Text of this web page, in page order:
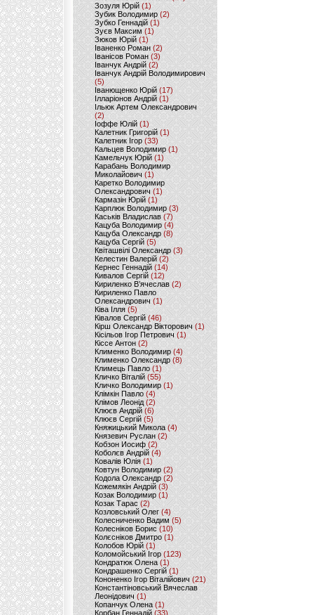
Зозуля Юрій (1)
Зубик Володимир (2)
Зубко Геннадій (1)
Зуєв Максим(1)
Зюков Юрій (1)
Іваненко Роман (2)
Іванісов Роман (3)
Іванчук Андрій(2)
Іванчук Андрій Володимирович
(5)
Іванющенко Юрій (17)
Ілларіонов Андрій (1)
Ільюк Артем Олександрович
(2)
Іоффе Юлій (1)
Калетник Григорій(1)
Калетник Ігор (33)
Кальцев Володимир(1)
Камельчук Юрій (1)
Карабань Володимир
Миколайович (1)
Каретко Володимир
Олександрович (1)
Кармазін Юрій(1)
Карплюк Володимир(3)
Каськів Владислав (7)
Кацуба Володимир (4)
Кацуба Олександр (8)
Кацуба Сергій (5)
Квіташвілі Олександр(3)
Келестин Валерій(2)
Кернес Геннадій (14)
Кивалов Сергій (12)
Кириленко В’ячеслав (2)
Кириленко Павло
Олександрович (1)
Ківа Ілля (5)
Ківалов Сергій(46)
Кірш Олександр Вікторович (1)
Кісільов Ігор Петрович (1)
Кіссе Антон (2)
Клименко Володимир(4)
Клименко Олександр (8)
Климець Павло (1)
Кличко Віталій(55)
Кличко Володимир (1)
Клімкін Павло (4)
Клімов Леонід(2)
Клюєв Андрій(6)
Клюєв Сергій (5)
Княжицький Микола(4)
Князевич Руслан (2)
Кобзон Иосиф(2)
Коболєв Андрій (4)
Ковалів Юлія(1)
Ковтун Володимир (2)
Кодола Олександр (2)
Кожемякін Андрій (3)
Козак Володимир (1)
Козак Тарас (2)
Козловський Олег(4)
Колесниченко Вадим (5)
Колесніков Борис (10)
Колєсніков Дмитро (1)
Колобов Юрій (1)
Коломойський Ігор (123)
Кондратюк Олена(1)
Кондрашенко Сергій (1)
Кононенко Ігор Віталійович (21)
Константіновський Вячеслав
Леонідович (1)
Копанчук Олена (1)
Корбан Геннадій (33)